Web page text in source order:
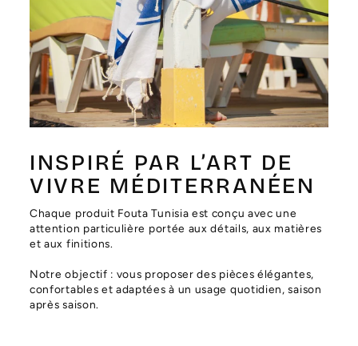
INSPIRÉ PAR L’ART DE
VIVRE MÉDITERRANÉEN
Chaque produit Fouta Tunisia est conçu avec une
attention particulière portée aux détails, aux matières
et aux finitions.
Notre objectif : vous proposer des pièces élégantes,
confortables et adaptées à un usage quotidien, saison
après saison.